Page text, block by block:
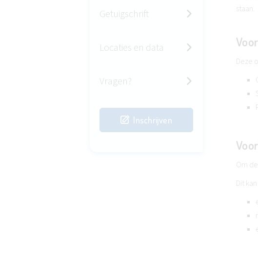
Getuigschrift
Locaties en data
Vragen?
Inschrijven
staan.
Deze
Om
Dit